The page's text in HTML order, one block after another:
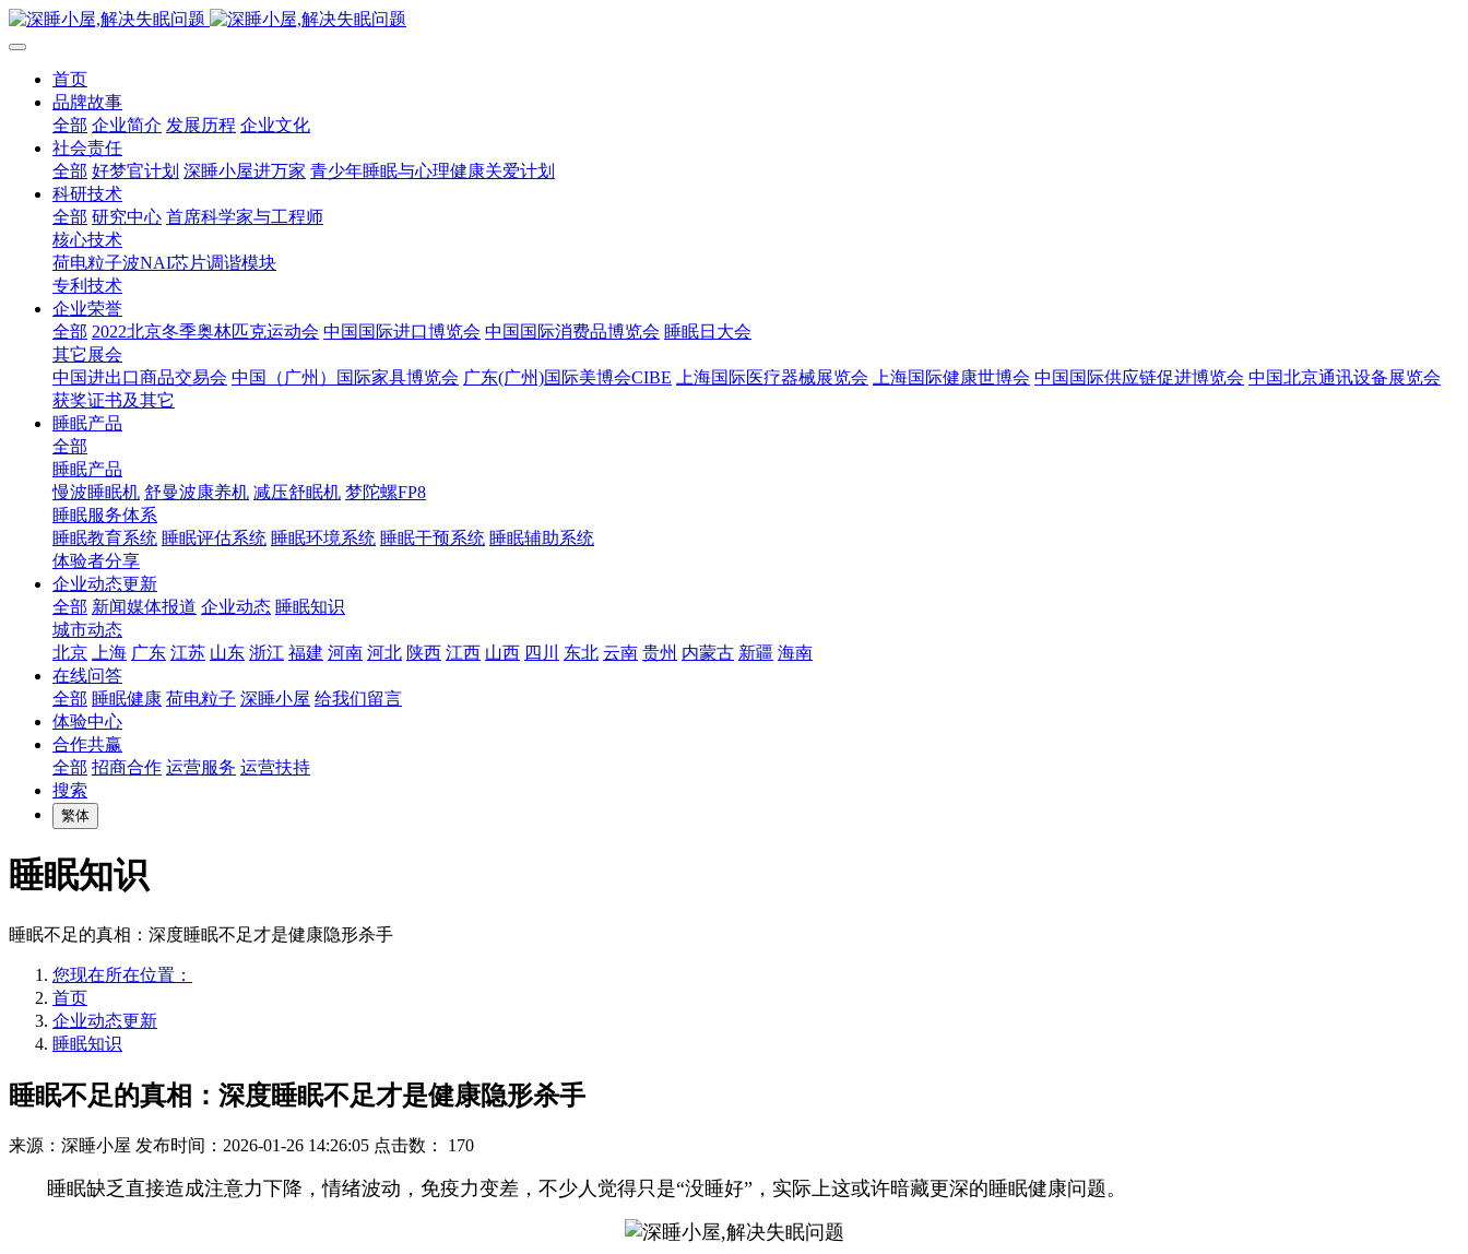
首页
品牌故事
全部 企业简介 发展历程 企业文化
社会责任
全部 好梦官计划 深睡小屋进万家 青少年睡眠与心理健康关爱计划
科研技术
全部 研究中心 首席科学家与工程师
核心技术
荷电粒子波NAI芯片调谐模块
专利技术
企业荣誉
全部 2022北京冬季奥林匹克运动会 中国国际进口博览会 中国国际消费品博览会 睡眠日大会
其它展会
中国进出口商品交易会 中国（广州）国际家具博览会 广东(广州)国际美博会CIBE 上海国际医疗器械展览会 上海国际健康世博会 中国国际供应链促进博览会 中国北京通讯设备展览会
获奖证书及其它
睡眠产品
全部
睡眠产品
慢波睡眠机 舒曼波康养机 减压舒眠机 梦陀螺FP8
睡眠服务体系
睡眠教育系统 睡眠评估系统 睡眠环境系统 睡眠干预系统 睡眠辅助系统
体验者分享
企业动态更新
全部 新闻媒体报道 企业动态 睡眠知识
城市动态
北京
上海 广东 江苏 山东 浙江 福建 河南 河北 陕西 江西 山西 四川 东北 云南 贵州 内蒙古 新疆 海南
在线问答
全部 睡眠健康 荷电粒子 深睡小屋 给我们留言
体验中心
合作共赢
全部 招商合作 运营服务 运营扶持
搜索
繁体
睡眠知识
睡眠不足的真相：深度睡眠不足才是健康隐形杀手
您现在所在位置：
首页
企业动态更新
睡眠知识
睡眠不足的真相：深度睡眠不足才是健康隐形杀手
来源：深睡小屋 发布时间：2026-01-26 14:26:05 点击数： 170
睡眠缺乏直接造成注意力下降，情绪波动，免疫力变差，不少人觉得只是“没睡好”，实际上这或许暗藏更深的睡眠健康问题。